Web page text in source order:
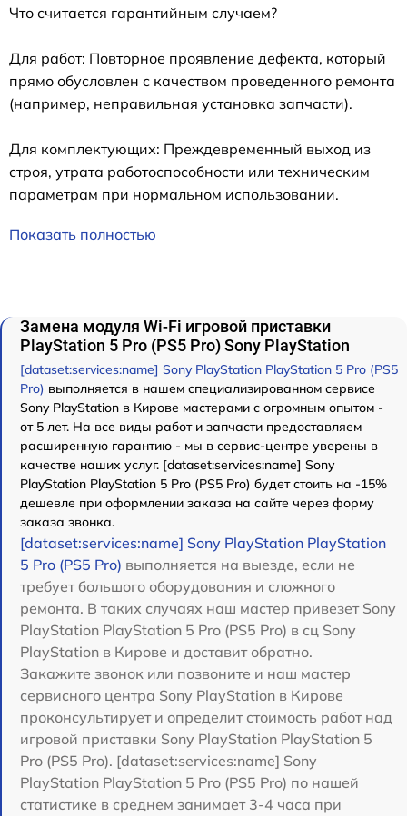
Что считается гарантийным случаем?
Для работ: Повторное проявление дефекта, который
прямо обусловлен с качеством проведенного ремонта
(например, неправильная установка запчасти).
Для комплектующих: Преждевременный выход из
строя, утрата работоспособности или техническим
параметрам при нормальном использовании.
Показать полностью
Замена модуля Wi-Fi игровой приставки
PlayStation 5 Pro (PS5 Pro) Sony PlayStation
[dataset:services:name] Sony PlayStation PlayStation 5 Pro (PS5
Pro) выполняется в нашем специализированном сервисе
Sony PlayStation в Кирове мастерами с огромным опытом -
от 5 лет. На все виды работ и запчасти предоставляем
расширенную гарантию - мы в сервис-центре уверены в
качестве наших услуг. [dataset:services:name] Sony
PlayStation PlayStation 5 Pro (PS5 Pro) будет стоить на -15%
дешевле при оформлении заказа на сайте через форму
заказа звонка.
[dataset:services:name] Sony PlayStation PlayStation
5 Pro (PS5 Pro) выполняется на выезде, если не
требует большого оборудования и сложного
ремонта. В таких случаях наш мастер привезет Sony
PlayStation PlayStation 5 Pro (PS5 Pro) в сц Sony
PlayStation в Кирове и доставит обратно.
Закажите звонок или позвоните и наш мастер
сервисного центра Sony PlayStation в Кирове
проконсультирует и определит стоимость работ над
игровой приставки Sony PlayStation PlayStation 5
Pro (PS5 Pro). [dataset:services:name] Sony
PlayStation PlayStation 5 Pro (PS5 Pro) по нашей
статистике в среднем занимает 3-4 часа при